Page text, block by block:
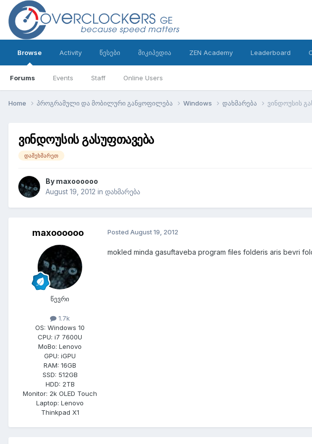
Browse
Forums Events Staff Online Users
Activity წესები მიკიპედია ZEN Academy Leaderboard
Home პროგრამული და მობილური განყოფილება Windows დახმარება ვინდოუსის
ვინდოუსის გასუფთავება
დამეხმარეთ
By maxoooooo
August 19, 2012 in დახმარება
maxoooooo
წევრი
1.7k
OS: Windows 10
CPU: i7 7600U
MoBo: Lenovo
GPU: iGPU
RAM: 16GB
SSD: 512GB
HDD: 2TB
Monitor: 2k OLED Touch
Laptop: Lenovo
Thinkpad X1
Posted August 19, 2012
mokled minda gasuftaveba program files folderis aris bevri